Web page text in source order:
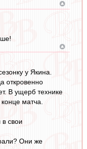
у Якина.
откровенно
В ущерб технике
матча.
свои
Они же